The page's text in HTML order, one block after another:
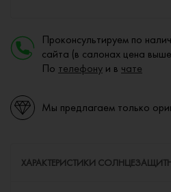
Проконсультируем по
сайта (в салонах цена
По телефону и в чате
Мы предлагаем только
ХАРАКТЕРИСТИКИ